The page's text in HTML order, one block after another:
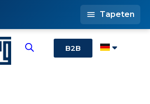
B2B
Tapeten